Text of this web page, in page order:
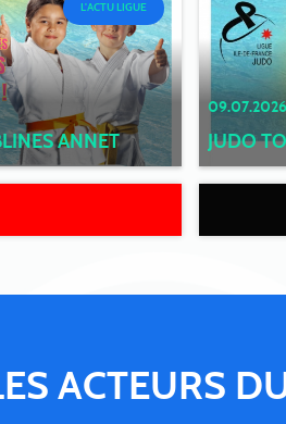
L'ACTU LIGUE
ANNET
09.07.2026
JUDO
ACTEURS